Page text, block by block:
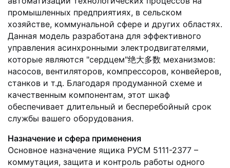
промышленных предприятиях, в сельском
хозяйстве, коммунальной сфере и других областях.
Данная модель разработана для эффективного
управления асинхронными электродвигателями,
которые являются "сердцем"绝大多数 механизмов:
насосов, вентиляторов, компрессоров, конвейеров,
станков и т.д. Благодаря продуманной схеме и
качественным компонентам, этот шкаф
обеспечивает длительный и бесперебойный срок
службы вашего оборудования.
Назначение и сфера применения
Основное назначение ящика РУСМ 5111-2377 –
коммутация, защита и контроль работы одного